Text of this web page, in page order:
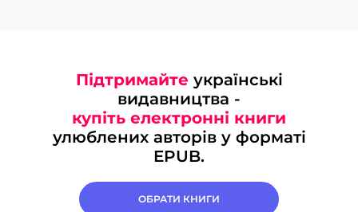
Підтримайте українські
видавництва -
купіть електронні книги
улюблених авторів у форматі
EPUB.
ОБРАТИ КНИГИ